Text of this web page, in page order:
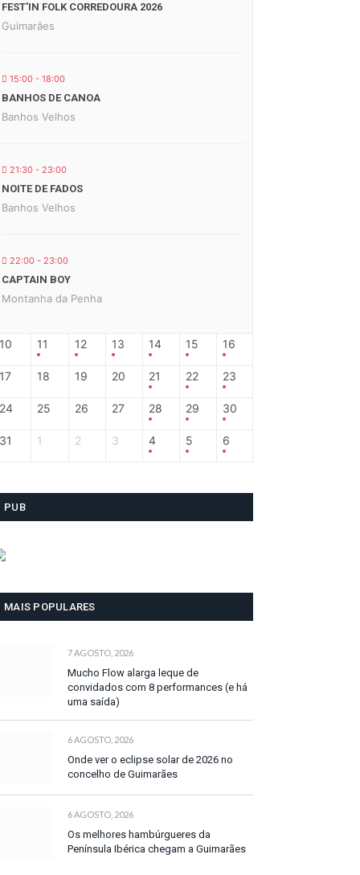
FEST’IN FOLK CORREDOURA 2026
Guimarães
15:00 - 18:00
BANHOS DE CANOA
Banhos Velhos
21:30 - 23:00
NOITE DE FADOS
Banhos Velhos
22:00 - 23:00
CAPTAIN BOY
Montanha da Penha
10 11 12 13 14 15 16
17 18 19 20 21 22 23
24 25 26 27 28 29 30
31 1 2 3 4 5 6
PUB
MAIS POPULARES
7 AGOSTO, 2026
Mucho Flow alarga leque de
convidados com 8 performances (e há
uma saída)
6 AGOSTO, 2026
Onde ver o eclipse solar de 2026 no
concelho de Guimarães
6 AGOSTO, 2026
Os melhores hambúrgueres da
Península Ibérica chegam a Guimarães